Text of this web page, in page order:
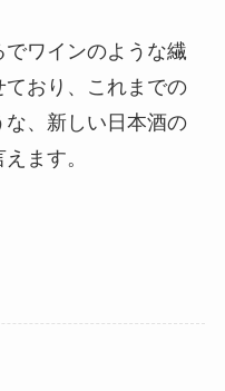
ワインのような繊
おり、これまでの
な、新しい日本酒の
ます。